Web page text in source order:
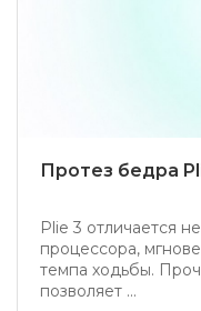
Протез бедра
Plie 3 отличается
процессора,
темпа ходьбы.
позволяет ...